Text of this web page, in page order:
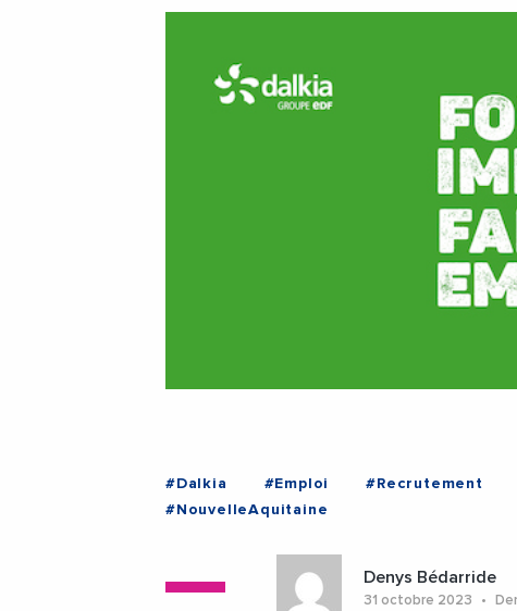
#Dalkia #Emploi #Recrutement
#NouvelleAquitaine
Denys Bédarride
31 octobre 2023